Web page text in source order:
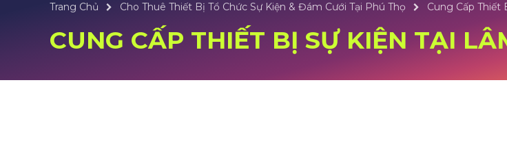
Trang Chủ Cho Thuê Thiết Bị Tổ Chức Sự Kiện & Đám Cưới Tại Phú Thọ Cung Cấp Thiết
CUNG CẤP THIẾT BỊ SỰ KIỆN TẠI